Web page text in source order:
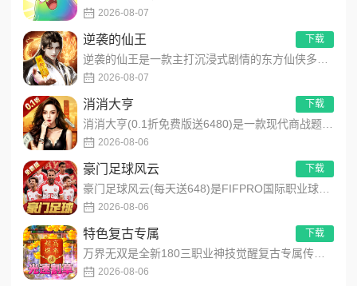
2026-08-07
逆袭的仙王
逆袭的仙王是一款主打沉浸式剧情的东方仙侠多人角色扮演手游，打破传统凡人逆袭的老旧叙事，打造独树一帜的仙王回归...
2026-08-07
下载
消消大亨
消消大亨(0.1折免费版送6480)是一款现代商战题材模拟经营养成手游，创新建筑合成升级玩法，不肝不氪！玩家...
2026-08-06
下载
豪门足球风云
豪门足球风云(每天送648)是FIFPRO国际职业球员协会正版授权3D足球经理手游，搭载顶级动作捕捉技术，还...
2026-08-06
下载
特色复古专属
万界无双是全新180三职业神技觉醒复古专属传奇手游，复古玩法创新升级，无套路无暗坑！全地图掉落百件专属装备，...
2026-08-06
下载